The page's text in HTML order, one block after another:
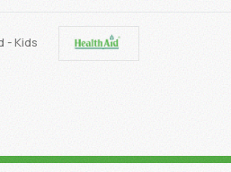
- Kids